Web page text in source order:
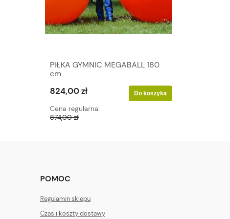
PIŁKA GYMNIC MEGABALL 180
cm
824,00 zł
Cena regularna:
874,00 zł
Do koszyka
POMOC
Regulamin sklepu
Czas i koszty dostawy